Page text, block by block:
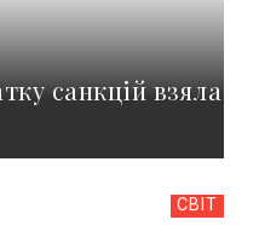
санкцій взяла
СВІТ